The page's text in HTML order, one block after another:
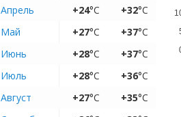
Апрель
+24°C +32°C
Май
+27°C +37°C
Июнь
+28°C +37°C
Июль
+28°C +36°C
Август
+27°C +35°C